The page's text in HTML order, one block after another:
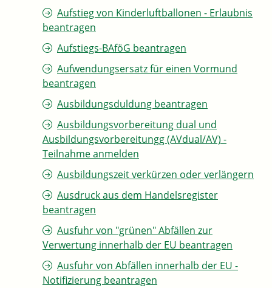
Aufstieg von Kinderluftballonen - Erlaubnis
beantragen
Aufstiegs-BAföG beantragen
Aufwendungsersatz für einen Vormund
beantragen
Ausbildungsduldung beantragen
Ausbildungsvorbereitung dual und
Ausbildungsvorbereitungg (AVdual/AV) -
Teilnahme anmelden
Ausbildungszeit verkürzen oder verlängern
Ausdruck aus dem Handelsregister
beantragen
Ausfuhr von "grünen" Abfällen zur
Verwertung innerhalb der EU beantragen
Ausfuhr von Abfällen innerhalb der EU -
Notifizierung beantragen